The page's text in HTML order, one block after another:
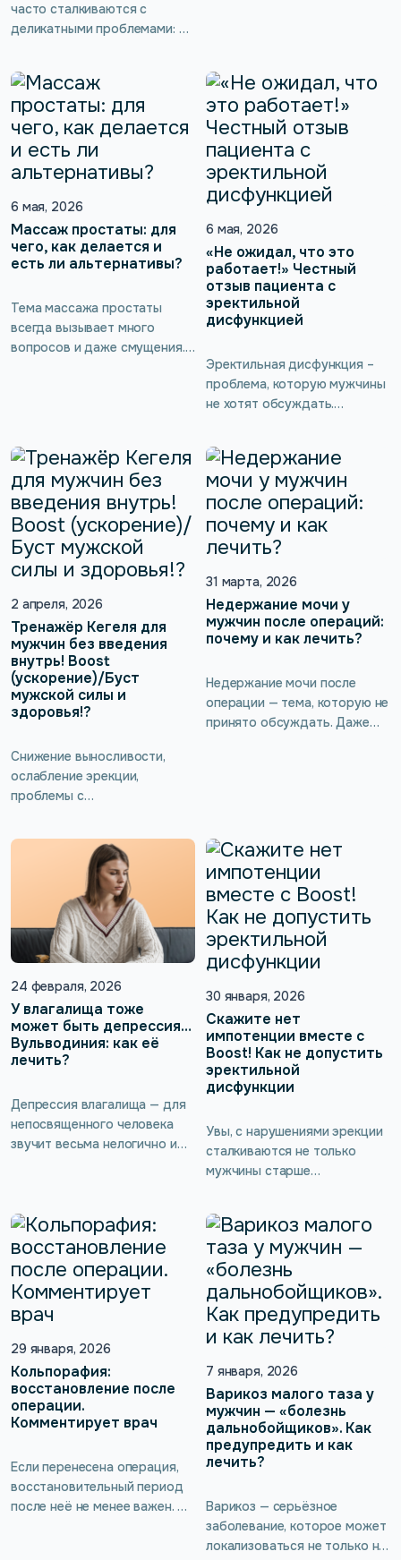
часто сталкиваются с
деликатными проблемами: от
туалет и недержания до
снижения либидо и
эректильной дисфункции. Но
мало кто знает, что многие
нарушения в интимной сфере
можно предотвратить и
устранить с помощью
современных тренажёров
Кегеля. Такие тренировки
помогают укрепить и
вернуть силы мышцам
мочеиспускание, вернуть
сексуальное […]
Интеллектуальный тренажёр
для интимных мышц kGoal
Boost (ускорение)/Буст
обратной биологической
связи без […]
6 мая, 2026
Массаж простаты: для
чего, как делается и
есть ли альтернативы?
Тема массажа простаты
всегда вызывает много
вопросов и даже смущения.
кровообращение, повысить
потенцию и предотвратить
неприятные заболевания. Но
не всем комфортно
обращаться за такой
процедурой к врачу, да и
самостоятельное
выполнение может быть
неудобным.
6 мая, 2026
«Не ожидал, что это
работает!» Честный
отзыв пациента с
эректильной
дисфункцией
Эректильная дисфункция –
проблема, которую мужчины
не хотят обсуждать.
распространенности не
знает никто. Для мужчины,
хоть старше 50 лет, хоть
моложе, это –
исключительно болезненная
тема! И даже если он
андролога, советы
врача нередко могут
игнорироваться, например,
когда назначается
импотенции. Реально ли
победить это состояние в
домашних условиях? При чём
2 апреля, 2026
Тренажёр Кегеля для
мужчин без введения
внутрь! Boost
(ускорение)/Буст
мужской силы и
здоровья!?
Снижение выносливости,
ослабление эрекции,
проблемы с
происходят внезапно. Чаще
всего это постепенный
сигнал о том, что организму
нужна поддержка. И одна из
причин может быть совсем
не там, где её обычно ищут.
Речь о мышцах тазового дна.
— и они участвуют в
поддержании эрекции,
семяизвержении, работе
простаты […]
31 марта, 2026
Недержание мочи у
мужчин после операций:
почему и как лечить?
Недержание мочи после
операции — тема, которую не
принято обсуждать. Даже
Нередко с этим
сталкиваются мужчины
после операций на
предстательной железе,
мочевом пузыре или других
органах малого таза.
Разберёмся, почему
возникает недержание после
операций, какие […]
24 февраля, 2026
У влагалища тоже
может быть депрессия…
Вульводиния: как её
лечить?
Депрессия влагалища — для
непосвященного человека
звучит весьма нелогично и
признано официальной
медициной, которая
использует для него такое
определение, как
вульводиния. В статье
рассказываем, о какой
депрессии идёт речь и как
она проявляется.
30 января, 2026
Скажите нет
импотенции вместе с
Boost! Как не допустить
эректильной
дисфункции
Увы, с нарушениями эрекции
сталкиваются не только
мужчины старше
мужская беда может
нагрянуть даже к
относительно молодому
человеку. Если ослаблены
мышцы тазового дна,
импотенция проявляется так
или иначе, и здесь без
профессиональных советов
врача и правильного лечения
не справиться. Сейчас
урологи, андрологи и
колопроктологи
рекомендуют для
тренировок тазовой
условиях […]
29 января, 2026
Кольпорафия:
восстановление после
операции.
Комментирует врач
Если перенесена операция,
восстановительный период
после неё не менее важен. И
7 января, 2026
Варикоз малого таза у
мужчин — «болезнь
дальнобойщиков». Как
предупредить и как
лечить?
Варикоз — серьёзное
заболевание, которое может
локализоваться не только на